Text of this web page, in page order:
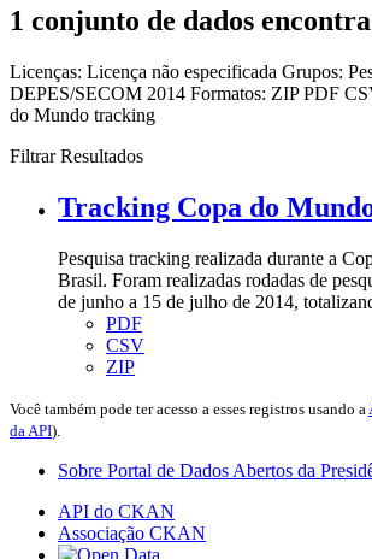
1 conjunto de dados
Licenças: Licença não especificada Grupos:
DEPES/SECOM 2014 Formatos: ZIPPDF
do Mundo tracking
Filtrar Resultados
Tracking Copa do
Pesquisa tracking realizada durante a
Brasil. Foram realizadas rodadas de
de junho a 15 de julho de 2014,
PDF
CSV
ZIP
Você também pode ter acesso a esses registros usando a
da API).
Sobre Portal de Dados Abertos da
API do CKAN
Associação CKAN